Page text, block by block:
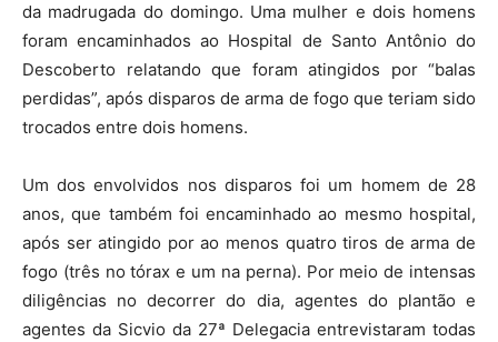
da madrugada do domingo. Uma mulher e dois homens
foram encaminhados ao Hospital de Santo Antônio do
Descoberto relatando que foram atingidos por “balas
perdidas”, após disparos de arma de fogo que teriam sido
trocados entre dois homens.
Um dos envolvidos nos disparos foi um homem de 28
anos, que também foi encaminhado ao mesmo hospital,
após ser atingido por ao menos quatro tiros de arma de
fogo (três no tórax e um na perna). Por meio de intensas
diligências no decorrer do dia, agentes do plantão e
agentes da Sicvio da 27ª Delegacia entrevistaram todas